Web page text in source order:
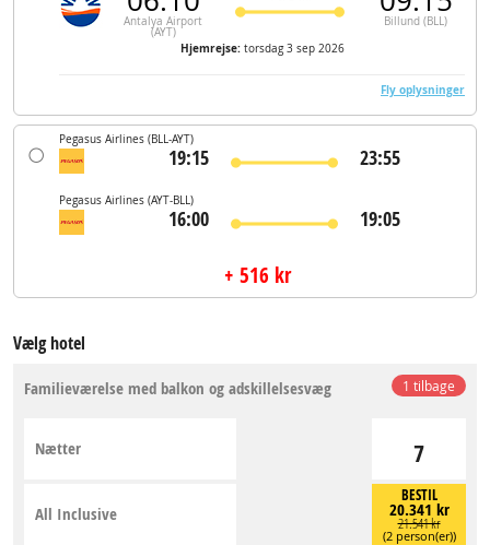
Antalya Airport
(AYT)
Billund (BLL)
Hjemrejse: torsdag 3 sep 2026
Fly oplysninger
Pegasus Airlines (BLL-AYT)
19:15 23:55
Pegasus Airlines (AYT-BLL)
16:00 19:05
+ 516 kr
Vælg hotel
1 tilbage
Familieværelse med balkon og adskillelsesvæg
7
Nætter
BESTIL
20.341 kr
21.541 kr
(2 person(er))
All Inclusive